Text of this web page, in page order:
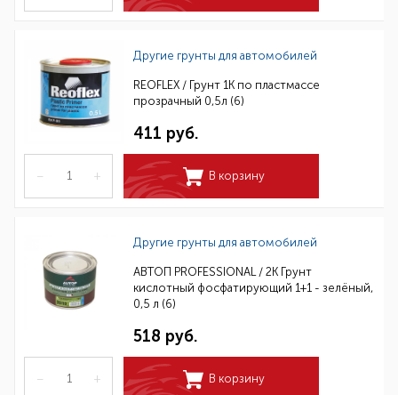
Другие грунты для автомобилей
REOFLEX / Грунт 1К по пластмассе
прозрачный 0,5л (6)
411 руб.
– + В корзину
Другие грунты для автомобилей
АВТОП PROFESSIONAL / 2К Грунт
кислотный фосфатирующий 1+1 - зелёный,
0,5 л (6)
518 руб.
– + В корзину